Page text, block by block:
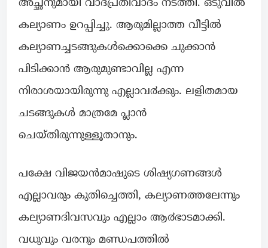
അച്ഛനുമായി വാദപ്രതിവാദം നടത്തി. ഒടുവിൽ
കല്യാണം ഉറപ്പിച്ചു. ആരുമില്ലാത്ത വീട്ടിൽ
കല്യാണച്ചടങ്ങുകൾക്കൊക്കെ ചുക്കാൻ
പിടിക്കാൻ ആരുമുണ്ടാവില്ല എന്ന
നിരാശയായിരുന്നു എല്ലാവ൪ക്കും. ലളിതമായ
ചടങ്ങുകൾ മാത്രമേ പ്ലാൻ
ചെയ്തിരുന്നുള്ളൂതാനും.
പക്ഷേ വിജയൻമാഷുടെ ശിഷ്യഗണങ്ങൾ
എല്ലാവരും കുതിച്ചെത്തി, കല്യാണത്തലേന്നും
കല്യാണദിവസവും എല്ലാം ആ൪ഭാടമാക്കി.
വധുവും വരനും മണ്ഡപത്തിൽ